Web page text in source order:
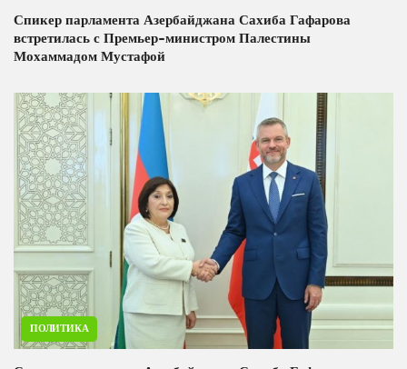
Спикер парламента Азербайджана Сахиба Гафарова
встретилась с Премьер-министром Палестины
Мохаммадом Мустафой
ПОЛИТИКА